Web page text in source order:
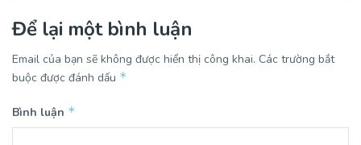
Để lại một bình luận
Email của bạn sẽ không được hiển thị công khai. Các trường bắt
buộc được đánh dấu *
Bình luận *